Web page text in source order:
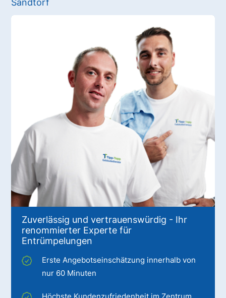
Sandtorf
Zuverlässig und vertrauenswürdig - Ihr
renommierter Experte für
Entrümpelungen
Erste Angebotseinschätzung innerhalb von
nur 60 Minuten